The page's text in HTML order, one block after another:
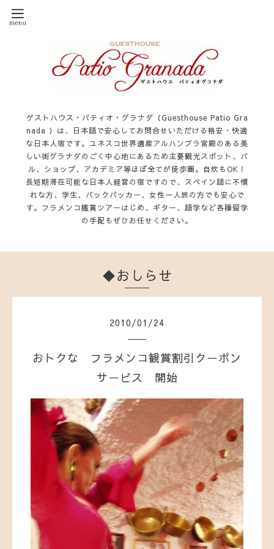
ゲストハウス・パティオ・グラナダ（Guesthouse Patio Gra
nada ）は、日本語で安心してお問合せいただける格安・快適
な日本人宿です。ユネスコ世界遺産アルハンブラ宮殿のある美
しい街グラナダのごく中心地にあるため主要観光スポット、バ
ル、ショップ、アカデミア等ほぼ全てが徒歩圏。自炊もOK！
長短期滞在可能な日本人経営の宿ですので、スペイン語に不慣
れな方、学生、バックパッカー、女性一人旅の方でも安心で
す。フラメンコ鑑賞ツアーはじめ、ギター、語学など各種留学
の手配もぜひお任せください。
◆おしらせ
2010/01 /24
おトクな フラメンコ観賞割引クーポン
サービス 開始